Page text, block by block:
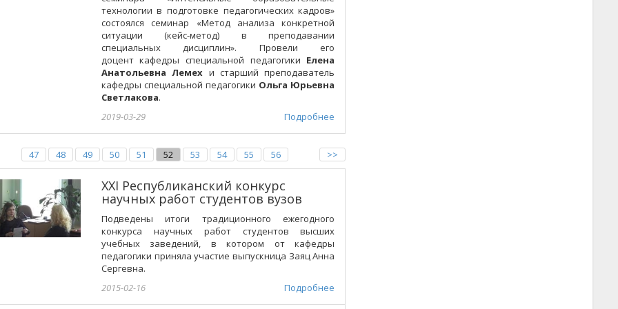
технологии в подготовке педагогических кадров»
состоялся семинар «Метод анализа конкретной
ситуации (кейс-метод) в преподавании
специальных дисциплин». Провели его
доцент кафедры специальной педагогики Елена
Анатольевна Лемех и старший преподаватель
кафедры специальной педагогики Ольга Юрьевна
Светлакова.
Подробнее
2019-03-29
47 48 49 50 51 52 53 54 55 56 >>
ХХI Республиканский конкурс
научных работ студентов вузов
Подведены итоги традиционного ежегодного
конкурса научных работ студентов высших
учебных заведений, в котором от кафедры
педагогики приняла участие выпускница Заяц Анна
Сергевна.
Подробнее
2015-02-16